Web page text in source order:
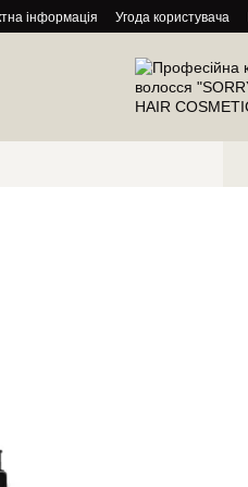
інформація Угода користувача